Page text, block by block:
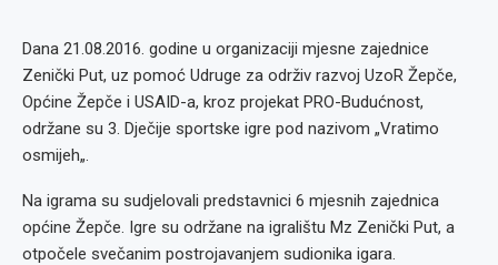
Dana 21.08.2016. godine u organizaciji mjesne zajednice
Zenički Put, uz pomoć Udruge za održiv razvoj UzoR Žepče,
Općine Žepče i USAID-a, kroz projekat PRO-Budućnost,
održane su 3. Dječije sportske igre pod nazivom „Vratimo
osmijeh„.
Na igrama su sudjelovali predstavnici 6 mjesnih zajednica
općine Žepče. Igre su održane na igralištu Mz Zenički Put, a
otpočele svečanim postrojavanjem sudionika igara.